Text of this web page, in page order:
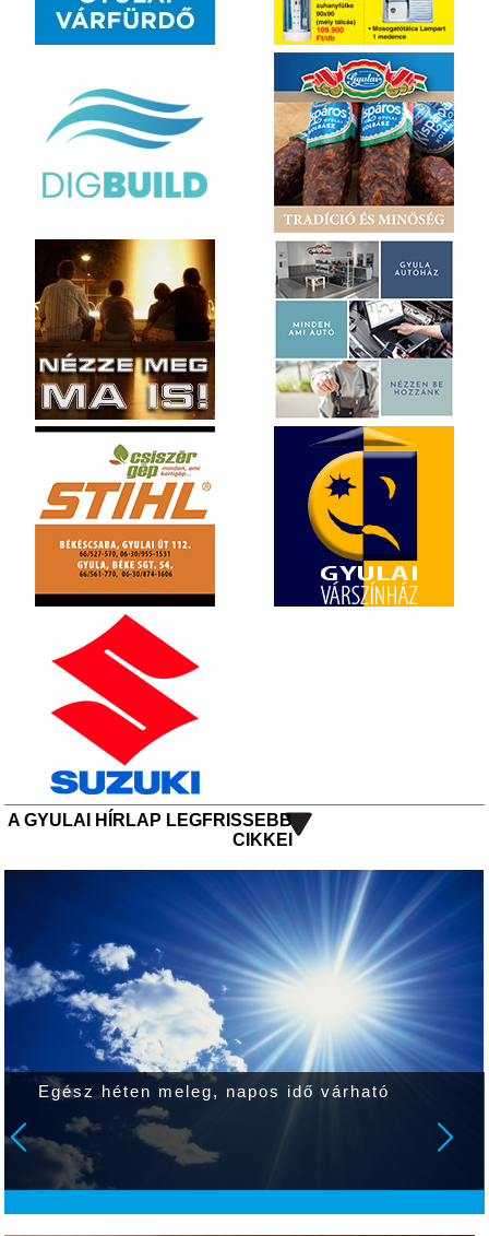
A GYULAI HÍRLAP LEGFRISSEBB
CIKKEI
Egész héten meleg, napos idő várható